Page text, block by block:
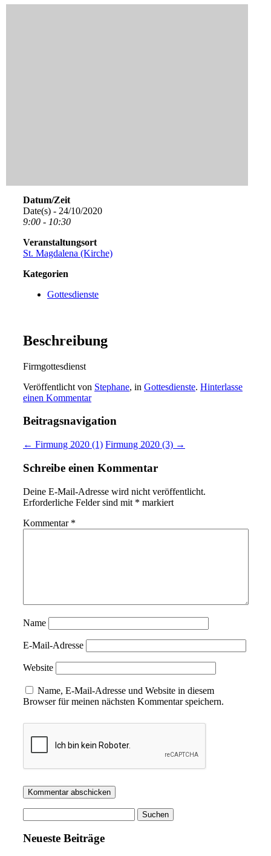
Datum/Zeit
Date(s) - 24/10/2020
9:00 - 10:30
Veranstaltungsort
St. Magdalena (Kirche)
Kategorien
Gottesdienste
Beschreibung
Firmgottesdienst
Veröffentlicht von Stephane, in Gottesdienste. Hinterlasse
einen Kommentar
Beitragsnavigation
← Firmung 2020 (1) Firmung 2020 (3) →
Schreibe einen Kommentar
Deine E-Mail-Adresse wird nicht veröffentlicht.
Erforderliche Felder sind mit * markiert
Kommentar *
Name
E-Mail-Adresse
Website
Name, E-Mail-Adresse und Website in diesem
Browser für meinen nächsten Kommentar speichern.
nach:
Neueste Beiträge